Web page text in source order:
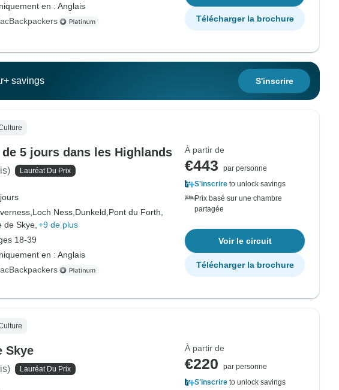
en : Anglais
Télécharger la brochure
savings S'inscrire
5 jours dans les Highlands
Lauréat Du Prix
Loch Ness, Dunkeld, Pont du Forth,
de Skye, +9 de plus
18-39
en : Anglais
À partir de
€443
par personne
S'inscrire to unlock savings
Prix basé sur une chambre
partagée
Voir le circuit
Télécharger la brochure
Skye
Lauréat Du Prix
À partir de
€220
par personne
S'inscrire to unlock savings